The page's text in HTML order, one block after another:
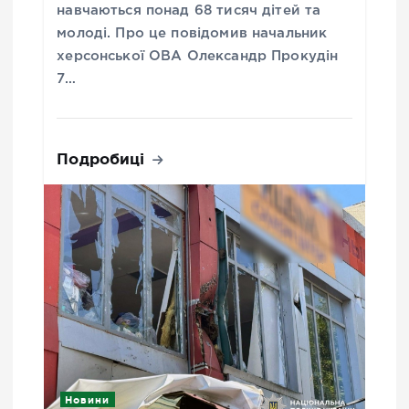
навчаються понад 68 тисяч дітей та
молоді. Про це повідомив начальник
херсонської ОВА Олександр Прокудін
7…
Подробиці
Новини